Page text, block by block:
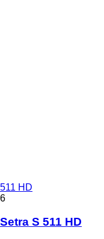
511 HD
6
Setra S 511 HD